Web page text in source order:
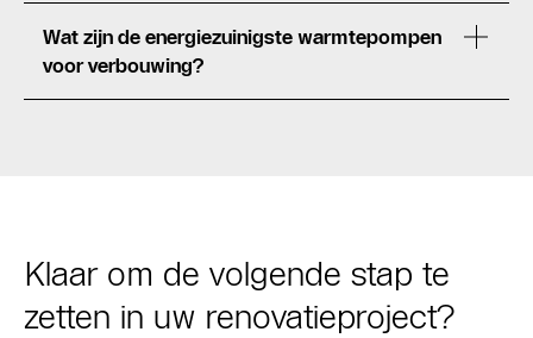
Wat zijn de energiezuinigste warmtepompen
voor verbouwing?
Klaar om de volgende stap te
zetten in uw renovatieproject?